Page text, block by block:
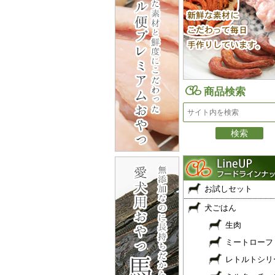
商品検索
お試しセット
犬ごはん
生肉
ミートローフ
レトルトシリ